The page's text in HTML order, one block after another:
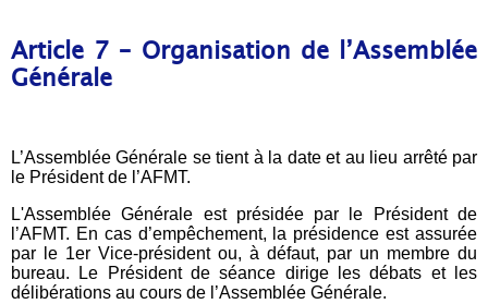
Article 7 – Organisation de l’Assemblée
Générale
L’Assemblée Générale se tient à la date et au lieu arrêté par
le Président de l’AFMT.
L'Assemblée Générale est présidée par le Président de
l’AFMT. En cas d’empêchement, la présidence est assurée
par le 1er Vice-président ou, à défaut, par un membre du
bureau. Le Président de séance dirige les débats et les
délibérations au cours de l’Assemblée Générale.